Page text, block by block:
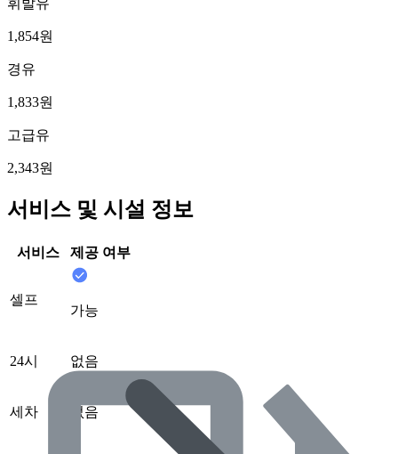
1,854원
경유
1,833원
고급유
2,343원
서비스 및 시설 정보
서비스 제공 여부
셀프
가능
24시 없음
세차 없음